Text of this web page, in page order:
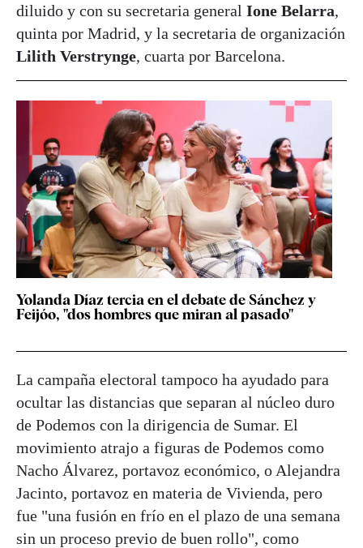
diluido y con su secretaria general Ione Belarra,
quinta por Madrid, y la secretaria de organización
Lilith Verstrynge, cuarta por Barcelona.
Yolanda Díaz tercia en el debate de Sánchez y
Feijóo, "dos hombres que miran al pasado"
La campaña electoral tampoco ha ayudado para
ocultar las distancias que separan al núcleo duro
de Podemos con la dirigencia de Sumar. El
movimiento atrajo a figuras de Podemos como
Nacho Álvarez, portavoz económico, o Alejandra
Jacinto, portavoz en materia de Vivienda, pero
fue "una fusión en frío en el plazo de una semana
sin un proceso previo de buen rollo", como